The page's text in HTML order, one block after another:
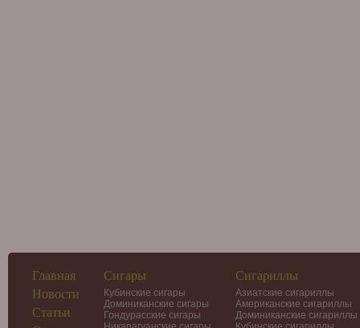
Главная
Новости
Статьи
Сигары
Кубинские сигары
Доминиканские сигары
Гондурасские сигары
Сигариллы
Азиатские сигариллы
Американские сигариллы
Доминиканские сигариллы